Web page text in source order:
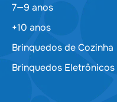
7—9 anos
+10 anos
Brinquedos de Cozinha
Brinquedos Eletrônicos